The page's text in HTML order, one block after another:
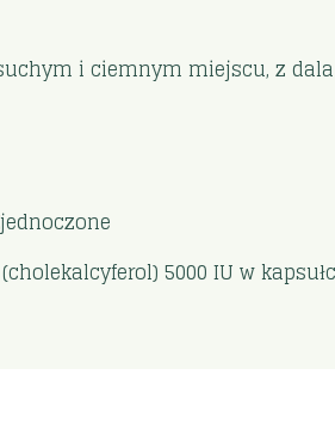
i ciemnym miejscu, z
5000 IU w